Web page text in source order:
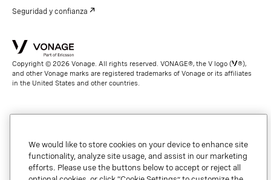
Copyright © 2026 Vonage. All rights reserved. VONAGE®, the V logo (
®),
and other Vonage marks are registered trademarks of Vonage or its affiliates
in the United States and other countries.
Seguridad y confianza
We would like to store cookies on your device to enhance site
functionality, analyze site usage, and assist in our marketing
efforts. Please use the buttons below to accept or reject all